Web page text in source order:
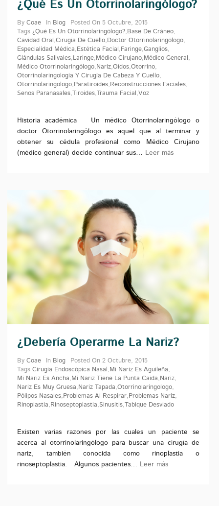
¿Qué Es Un Otorrinolaringólogo?
By Coae In Blog Posted On 5 Octubre, 2015
Tags ¿Qué Es Un Otorrinolaringólogo? Base De Cráneo
Cavidad Oral
Cirugía De Cuello Doctor Otorrinolaringólogo
Especialidad Médica Estética Facial Faringe Ganglios
Glándulas Salivales
Laringe Médico Cirujano Médico General
Médico Otorrinolaringólogo Nariz Oídos Otorrino
Otorrinolaringología Y Cirugía De Cabeza Y Cuello
Otorrinolaringologo Paratiroides Reconstrucciones Faciales
Senos Paranasales Tiroides Trauma Facial Voz
Historia académica Un médico Otorrinolaringólogo o
doctor Otorrinolaringólogo es aquel que al terminar y
obtener su cédula profesional como Médico Cirujano
(médico general) decide continuar sus…
Leer más
¿Debería Operarme La Nariz?
By Coae In Blog Posted On 2 Octubre, 2015
Tags Cirugía Endoscópica Nasal , Mi Nariz Es Aguileña,
Mi Nariz Es Ancha, Mi Nariz Tiene La Punta Caída, Nariz,
Nariz Es Muy Gruesa, Nariz Tapada,Otorrinolaringologo,
Pólipos Nasales, Problemas Al Respirar, Problemas Nariz,
Rinoplastia, Rinoseptoplastia,Sinusitis,Tabique Desviado
Existen varias razones por las cuales un paciente se
acerca al otorrinolaringólogo para buscar una cirugía de
nariz, también conocida como rinoplastia o
rinoseptoplastia. Algunos pacientes…
Leer más